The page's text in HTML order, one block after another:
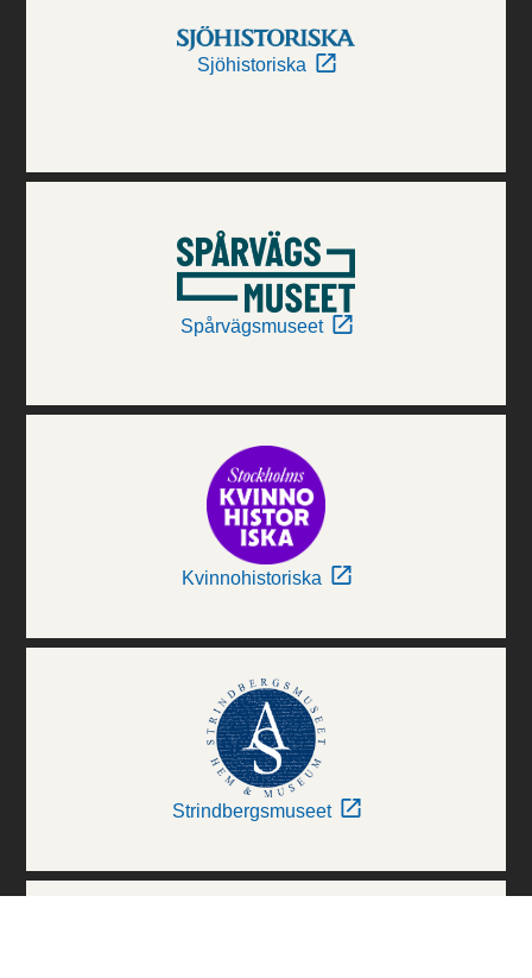
Sjöhistoriska
Spårvägsmuseet
Kvinnohistoriska
Strindbergsmuseet